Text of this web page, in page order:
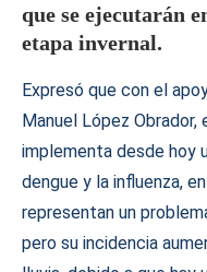
que se ejecutarán
etapa invernal.
Expresó que con el
Manuel López Obrador,
implementa desde hoy
dengue y la influenza,
representan un
pero su incidencia